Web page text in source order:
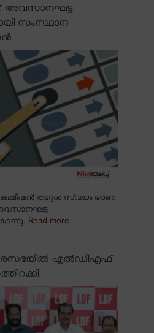
അവസാനഘട്ട
സംസ്ഥാന
തദ്ദേശ സ്വയം ഭരണ
Read more
എൽഡിഎഫ്